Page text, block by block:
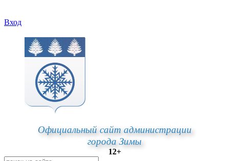
Вход
Официальный сайт администрации
города Зимы
12+